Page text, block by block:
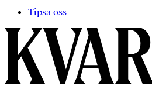
Tipsa oss